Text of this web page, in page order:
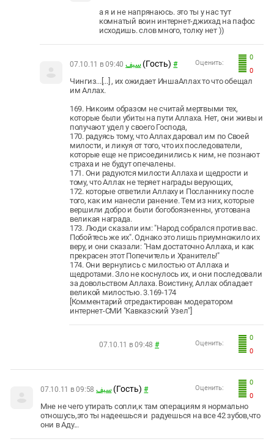
а я и не напрянаюсь. это ты у нас тут
комнатый воин интернет-джихад на пафос
исходишь. слов много, толку нет ))
0
0
Оценить:
07.10.11 в 09:40 سيف (Гость) #
Чингиз...[...] , их ожидает ИншаАллах то что обещал
им Аллах.
169. Никоим образом не считай мертвыми тех,
которые были убиты на пути Аллаха. Нет, они живы и
получают удел у своего Господа,
170. радуясь тому, что Аллах даровал им по Своей
милости, и ликуя от того, что их последователи,
которые еще не присоединились к ним, не познают
страха и не будут опечалены.
171. Они радуются милости Аллаха и щедрости и
тому, что Аллах не теряет награды верующих,
172. которые ответили Аллаху и Посланнику после
того, как им нанесли ранение. Тем из них, которые
вершили добро и были богобоязненны, уготована
великая награда.
173. Люди сказали им: "Народ собрался против вас.
Побойтесь же их". Однако это лишь приумножило их
веру, и они сказали: "Нам достаточно Аллаха, и как
прекрасен этот Попечитель и Хранитель!"
174. Они вернулись с милостью от Аллаха и
щедротами. Зло не коснулось их, и они последовали
за довольством Аллаха. Воистину, Аллах обладает
великой милостью. 3.169-174
[Комментарий отредактирован модератором
интернет-СМИ "Кавказский Узел"]
0
0
Оценить:
07.10.11 в 09:48 #
0
0
Оценить:
07.10.11 в 09:58 سيف (Гость) #
Мне не чего утирать сопли,к там операциям я нормально
отношусь,это ты надеешься и радуешься на все 42 зубов,что
они в Аду...